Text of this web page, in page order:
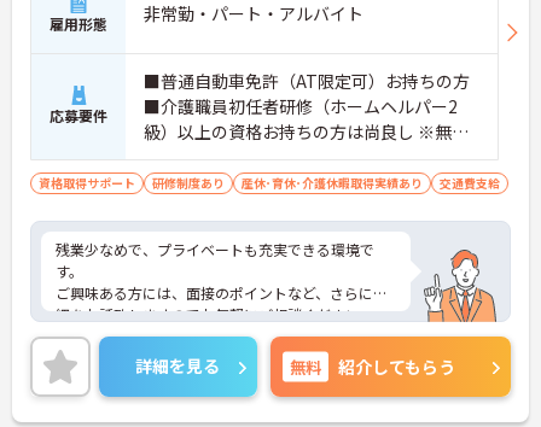
雇用形態 非常勤・パート・アルバイト
応募要件
■普通自動車免許（AT限定可）お持ちの方
■介護職員初任者研修（ホームヘルパー2
級）以上の資格お持ちの方は尚良し ※無資
格者、未経験者、ブランクのある方応相談
資格取得サポート 研修制度あり 産休･育休･介護休暇取得実績あり 交通費支給
残業少なめで、プライベートも充実できる環境で
す。
ご興味ある方には、面接のポイントなど、さらに詳
細をお話致しますのでお気軽にご相談ください。
詳細を見る 無料 紹介してもらう